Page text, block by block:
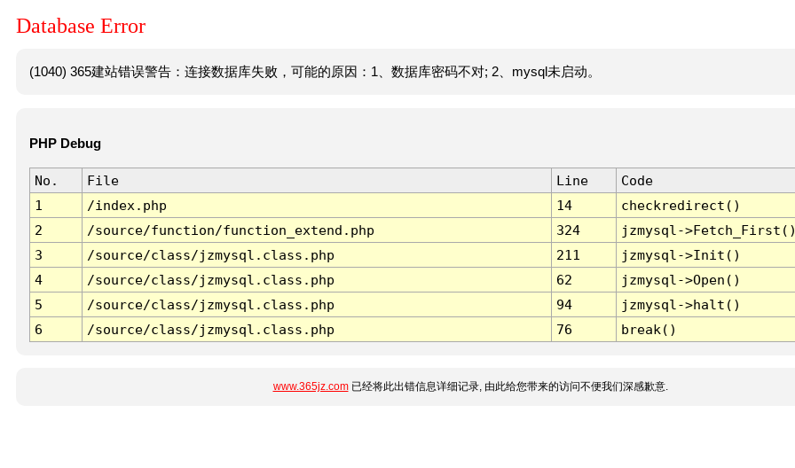
Database Error
(1040) 365建站错误警告：连接数据库失败，可能的原因：1、数据库密码不对; 2、mysql未启动。
PHP Debug
No. File Line
Code
1
/index.php 14
checkredirect()
2
/source/function/function_extend.php 324
jzmysql-
3
/source/class/jzmysql.class.php 211
jzmysql->Init()
4
/source/class/jzmysql.class.php 62
jzmysql->Open()
5
/source/class/jzmysql.class.php 94
jzmysql->halt()
6
/source/class/jzmysql.class.php 76 break()
www.365jz.com已经将此出错信息详细记录, 由此给您带来的访问不便我们深感歉意.